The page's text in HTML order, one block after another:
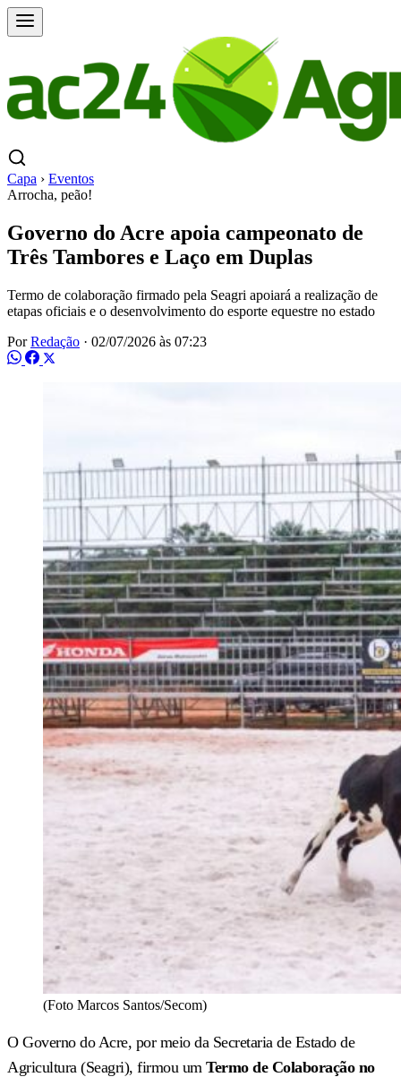
Capa › Eventos
Arrocha, peão!
Governo do Acre apoia campeonato de
Três Tambores e Laço em Duplas
Termo de colaboração firmado pela Seagri apoiará a realização de
etapas oficiais e o desenvolvimento do esporte equestre no estado
PorRedação · 02/07/2026 às 07:23
(Foto Marcos Santos/Secom)
O Governo do Acre, por meio da Secretaria de Estado de
Agricultura (Seagri), firmou um Termo de Colaboração no